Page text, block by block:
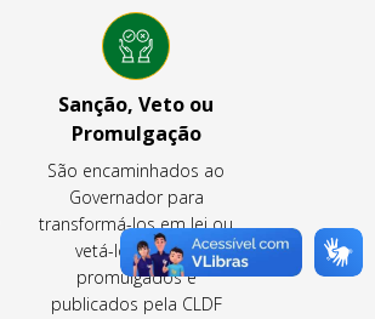
Sanção, Veto ou
Promulgação
São encaminhados ao
Governador para
transformá-los em lei ou
vetá-los ou são
promulgados e
publicados pela CLDF